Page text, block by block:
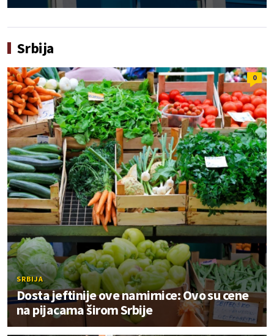
Srbija
0
SRBIJA
Dosta jeftinije ove namirnice: Ovo su cene
na pijacama širom Srbije